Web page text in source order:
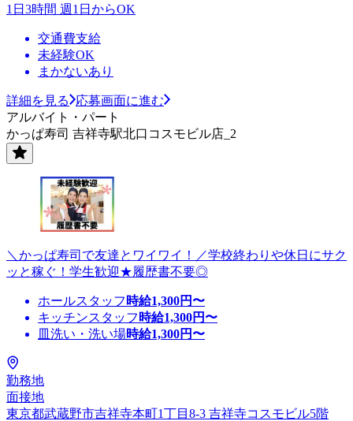
1日3時間 週1日からOK
交通費支給
未経験OK
まかないあり
詳細を見る
応募画面に進む
アルバイト・パート
かっぱ寿司 吉祥寺駅北口コスモビル店_2
＼かっぱ寿司で友達とワイワイ！／学校終わりや休日にサク
ッと稼ぐ！学生歓迎★履歴書不要◎
ホールスタッフ 時給1,300円〜
キッチンスタッフ 時給1,300円〜
皿洗い・洗い場時給1,300円〜
勤務地
面接地
東京都武蔵野市吉祥寺本町1丁目8-3 吉祥寺コスモビル5階